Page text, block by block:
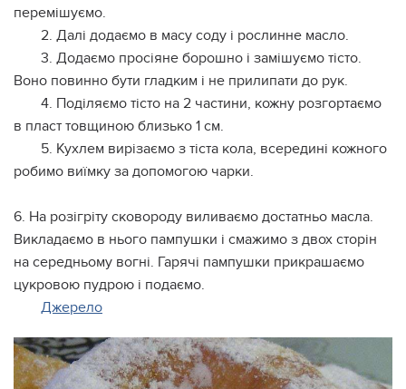
перемішуємо.
2. Далі додаємо в масу соду і рослинне масло.
3. Додаємо просіяне борошно і замішуємо тісто.
Воно повинно бути гладким і не прилипати до рук.
4. Поділяємо тісто на 2 частини, кожну розгортаємо
в пласт товщиною близько 1 см.
5. Кухлем вирізаємо з тіста кола, всередині кожного
робимо виїмку за допомогою чарки.
6. На розігріту сковороду виливаємо достатньо масла.
Викладаємо в нього пампушки і смажимо з двох сторін
на середньому вогні. Гарячі пампушки прикрашаємо
цукровою пудрою і подаємо.
Джерело